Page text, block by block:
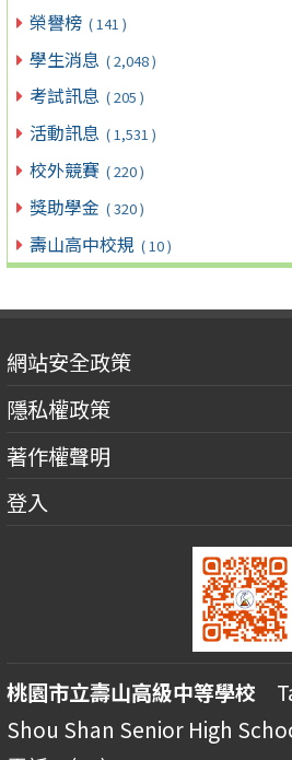
榮譽榜 ( 141 )
學生消息 ( 2,048 )
考試訊息 ( 205 )
活動訊息 ( 1,531 )
校外競賽 ( 220 )
獎助學金 ( 320 )
壽山高中校規 ( 10 )
網站安全政策
隱私權政策
著作權聲明
登入
桃園市立壽山高級中等學校
Shou Shan Senior High